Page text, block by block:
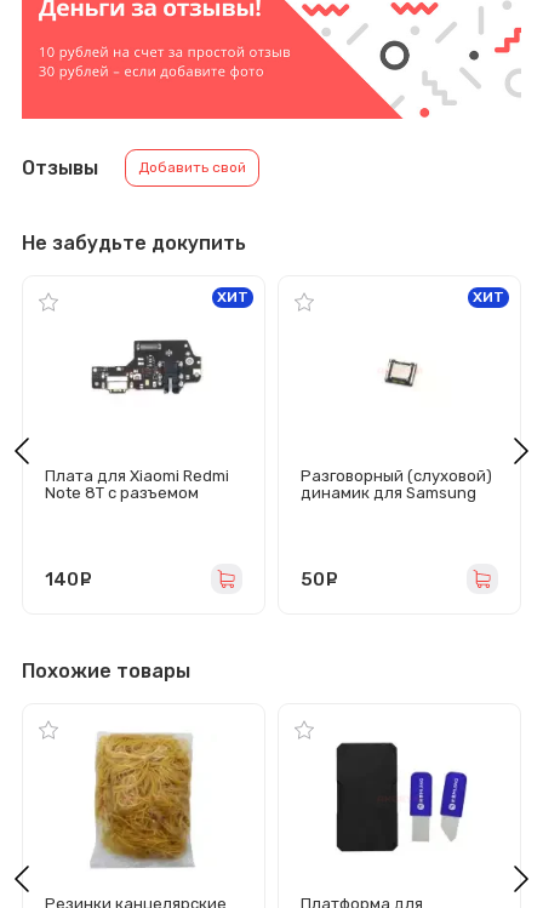
Отзывы Добавить свой
Не забудьте докупить
Плата для Xiaomi Redmi
Note 8T с разъемом
ХИТ
140
Разговорный (слуховой)
динамик для Samsung
ХИТ
50
Похожие товары
Резинки канцелярские
Платформа для